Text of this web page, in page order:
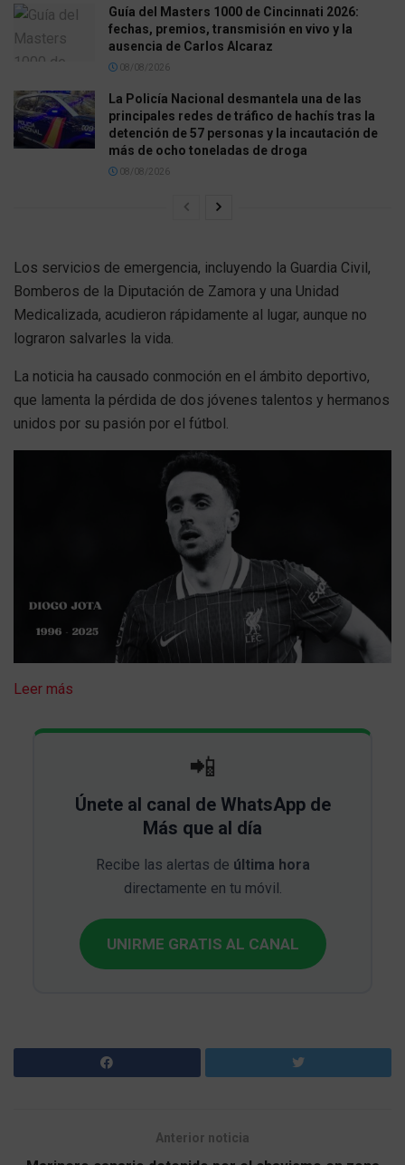
Guía del Masters 1000 de Cincinnati 2026:
fechas, premios, transmisión en vivo y la
ausencia de Carlos Alcaraz
08/08/2026
La Policía Nacional desmantela una de las
principales redes de tráfico de hachís tras la
detención de 57 personas y la incautación de
más de ocho toneladas de droga
08/08/2026
Los servicios de emergencia, incluyendo la Guardia Civil,
Bomberos de la Diputación de Zamora y una Unidad
Medicalizada, acudieron rápidamente al lugar, aunque no
lograron salvarles la vida.
La noticia ha causado conmoción en el ámbito deportivo,
que lamenta la pérdida de dos jóvenes talentos y hermanos
unidos por su pasión por el fútbol.
Leer más
📲
Únete al canal de WhatsApp de
Más que al día
Recibe las alertas de última hora
directamente en tu móvil.
UNIRME GRATIS AL CANAL
Anterior noticia